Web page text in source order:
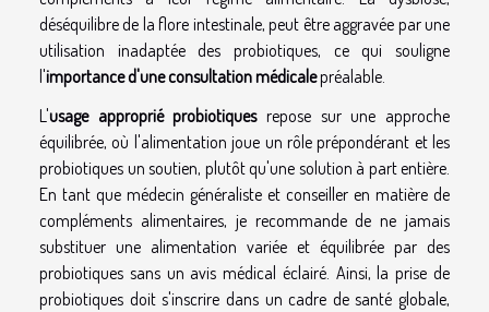
déséquilibre de la flore intestinale, peut être aggravée par une
utilisation inadaptée des probiotiques, ce qui souligne
l'importance d'une consultation médicalepréalable.
L'usage approprié probiotiquesrepose sur une approche
équilibrée, où l'alimentation joue un rôle prépondérant et les
probiotiques un soutien, plutôt qu'une solution à part entière.
En tant que médecin généraliste et conseiller en matière de
compléments alimentaires, je recommande de ne jamais
substituer une alimentation variée et équilibrée par des
probiotiques sans un avis médical éclairé. Ainsi, la prise de
probiotiques doit s'inscrire dans un cadre de santé globale,